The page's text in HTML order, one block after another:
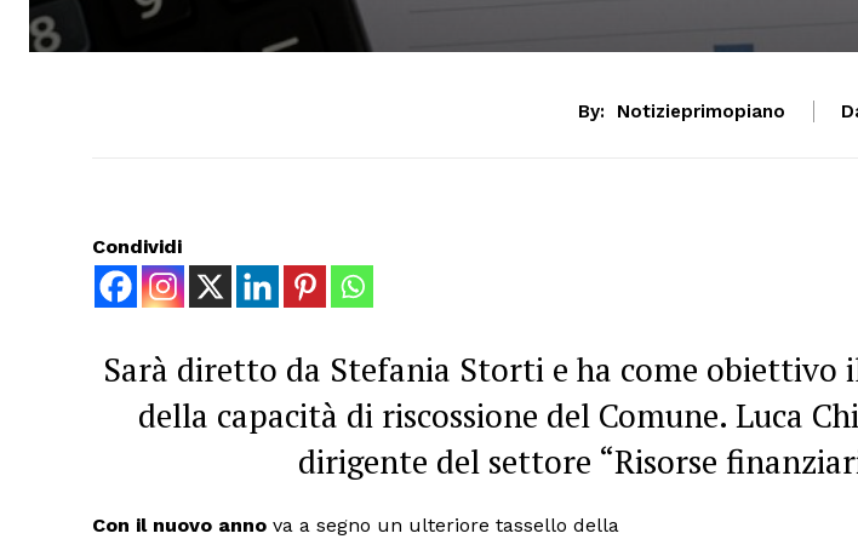
By: Notizieprimopiano
Condividi
Sarà diretto da Stefania Storti e ha come
della capacità di riscossione del Comune. Luca
dirigente del settore “Risorse
Con il nuovo anno va a segno un ulteriore tassello della